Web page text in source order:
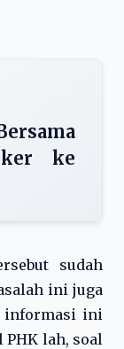
ke
sudah
ini juga
informasi ini
PHK lah, soal